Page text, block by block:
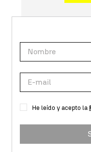
He leído y acepto la